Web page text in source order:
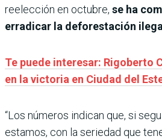
reelección en octubre, se ha
erradicar la deforestación
Te puede interesar: Rigoberto
en la victoria en Ciudad del
“Los números indican que, si
estamos, con la seriedad que